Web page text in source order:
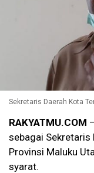
Sekretaris Daerah Kota
RAKYATMU.COM
sebagai Sekretaris
Provinsi Maluku
syarat.